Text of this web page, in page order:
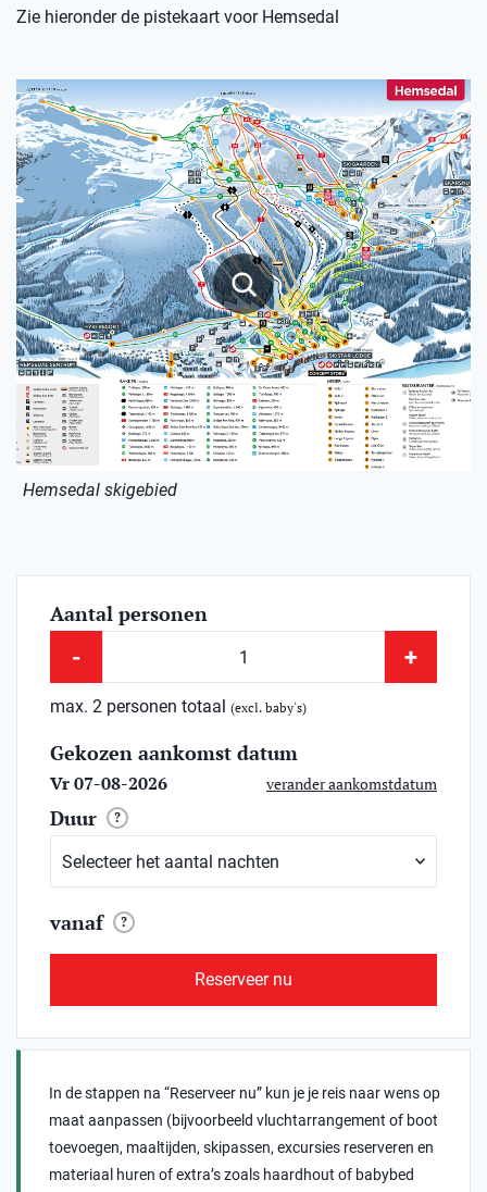
Zie hieronder de pistekaart voor Hemsedal
Hemsedal skigebied
Aantal personen
- +
max. 2 personen totaal (excl. baby's)
Gekozen aankomst datum
Vr 07-08-2026 verander aankomstdatum
Duur ?
vanaf ?
Reserveer nu
In de stappen na “Reserveer nu” kun je je reis naar wens op
maat aanpassen (bijvoorbeeld vluchtarrangement of boot
toevoegen, maaltijden, skipassen, excursies reserveren en
materiaal huren of extra’s zoals haardhout of babybed